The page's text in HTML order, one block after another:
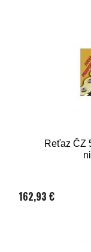
Reťaz ČZ
162,93 €